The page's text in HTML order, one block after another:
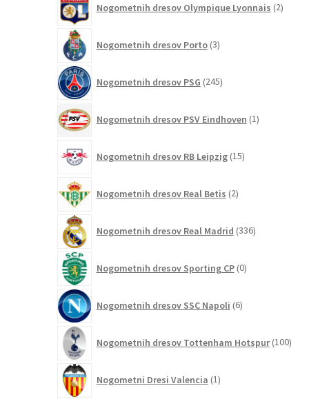
Nogometnih dresov Olympique Lyonnais 2izdelka
Nogometnih dresov Porto 3izdelki
Nogometnih dresov PSG 245izdelkov
Nogometnih dresov PSV Eindhoven 1izdelek
Nogometnih dresov RB Leipzig 15izdelkov
Nogometnih dresov Real Betis 2izdelka
Nogometnih dresov Real Madrid 336izdelkov
Nogometnih dresov Sporting CP 0izdelkov
Nogometnih dresov SSC Napoli 6izdelkov
Nogometnih dresov Tottenham Hotspur 100
Nogometni Dresi Valencia 1izdelek